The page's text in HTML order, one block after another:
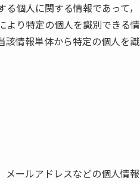
個人に関する情報であって，
より特定の個人を識別できる情
該情報単体から特定の個人を識
メールアドレスなどの個人情報